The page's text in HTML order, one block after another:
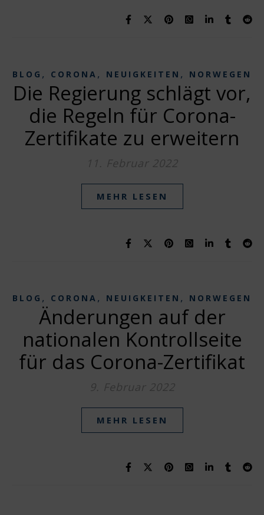
BLOG , CORONA , NEUIGKEITEN , NORWEGEN
Die Regierung schlägt vor,
die Regeln für Corona-
Zertifikate zu erweitern
11. Februar 2022
MEHR LESEN
BLOG , CORONA , NEUIGKEITEN , NORWEGEN
Änderungen auf der
nationalen Kontrollseite
für das Corona-Zertifikat
9. Februar 2022
MEHR LESEN